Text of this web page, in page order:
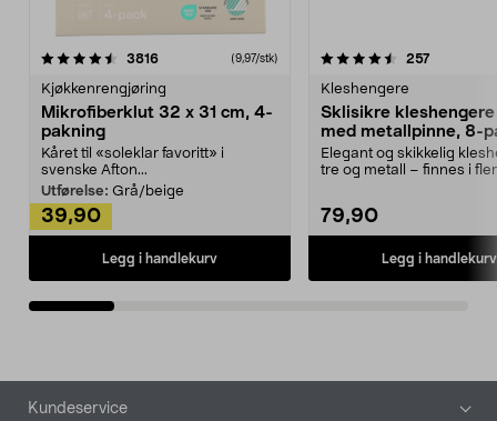
3816anmeldelser(9,97/stk)
Kjøkkenrengjøring
Mikrofiberklut 32 x 31 cm, 4-
pakning
Kåret til «soleklar favoritt» i
svenske Afton...
Utførelse: Grå/beige
39,90
Legg i handlekurv
4.5av 5 stjerner 257
Kleshengere
Sklisikre
med metallpinne, 8-
Elegant og skikkelig
tre og metall – finnes i
79,90
Legg i handlekurv
4.5av 5 stjerner
Bunntekst
Kundeservice